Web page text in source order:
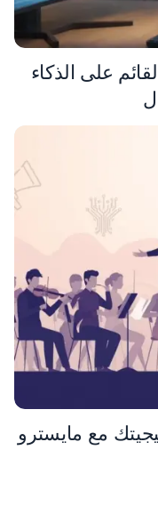
على الذكاء
مع مايسترو